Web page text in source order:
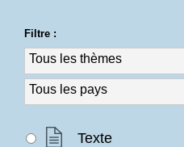
Filtre :
Texte